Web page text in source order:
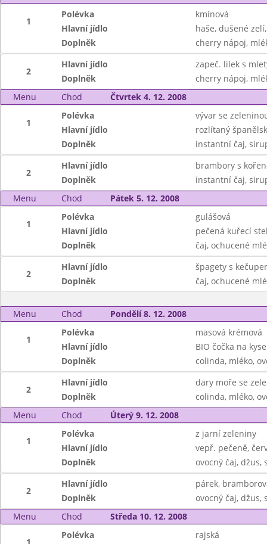
1
Polévka
kmínová
Hlavní jídlo
haše, dušené
Doplněk
cherry nápoj,
2
Hlavní jídlo
zapeč. lilek s
Doplněk
cherry nápoj,
Menu
Chod Čtvrtek 4. 12. 2008
1
Polévka
vývar se
Hlavní jídlo
rozlítaný
Doplněk
instantní čaj,
2
Hlavní jídlo
brambory s
Doplněk
instantní čaj,
Menu
Chod Pátek 5. 12. 2008
1
Polévka
gulášová
Hlavní jídlo
pečená kuřecí
Doplněk
čaj, ochucené
2
Hlavní jídlo
špagety s
Doplněk
čaj, ochucené
Menu Chod Pondělí 8. 12. 2008
1
Polévka
masová krémová
Hlavní jídlo
BIO čočka na
Doplněk
colinda, mléko,
2
Hlavní jídlo
dary moře se
Doplněk
colinda, mléko,
Menu
Chod Úterý 9. 12. 2008
1
Polévka
z jarní zeleniny
Hlavní jídlo
vepř. pečeně,
Doplněk
ovocný čaj, džus,
2
Hlavní jídlo
párek,
Doplněk
ovocný čaj, džus,
Menu
Chod Středa 10. 12. 2008
Polévka
rajská